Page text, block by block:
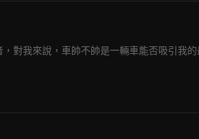
對我來說，車帥不帥是一輛車能否吸引我